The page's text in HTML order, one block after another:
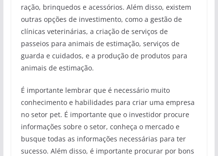
ração, brinquedos e acessórios. Além disso, existem
outras opções de investimento, como a gestão de
clínicas veterinárias, a criação de serviços de
passeios para animais de estimação, serviços de
guarda e cuidados, e a produção de produtos para
animais de estimação.
É importante lembrar que é necessário muito
conhecimento e habilidades para criar uma empresa
no setor pet. É importante que o investidor procure
informações sobre o setor, conheça o mercado e
busque todas as informações necessárias para ter
sucesso. Além disso, é importante procurar por bons